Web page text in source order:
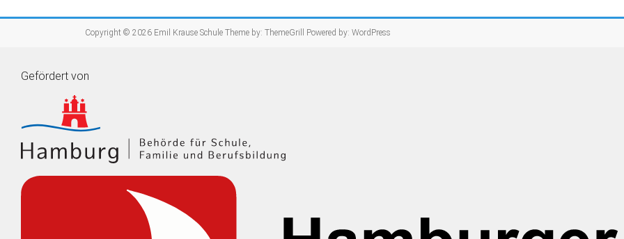
Copyright © 2026 Emil Krause Schule Theme by: ThemeGrill Powered by: WordPress
Gefördert von